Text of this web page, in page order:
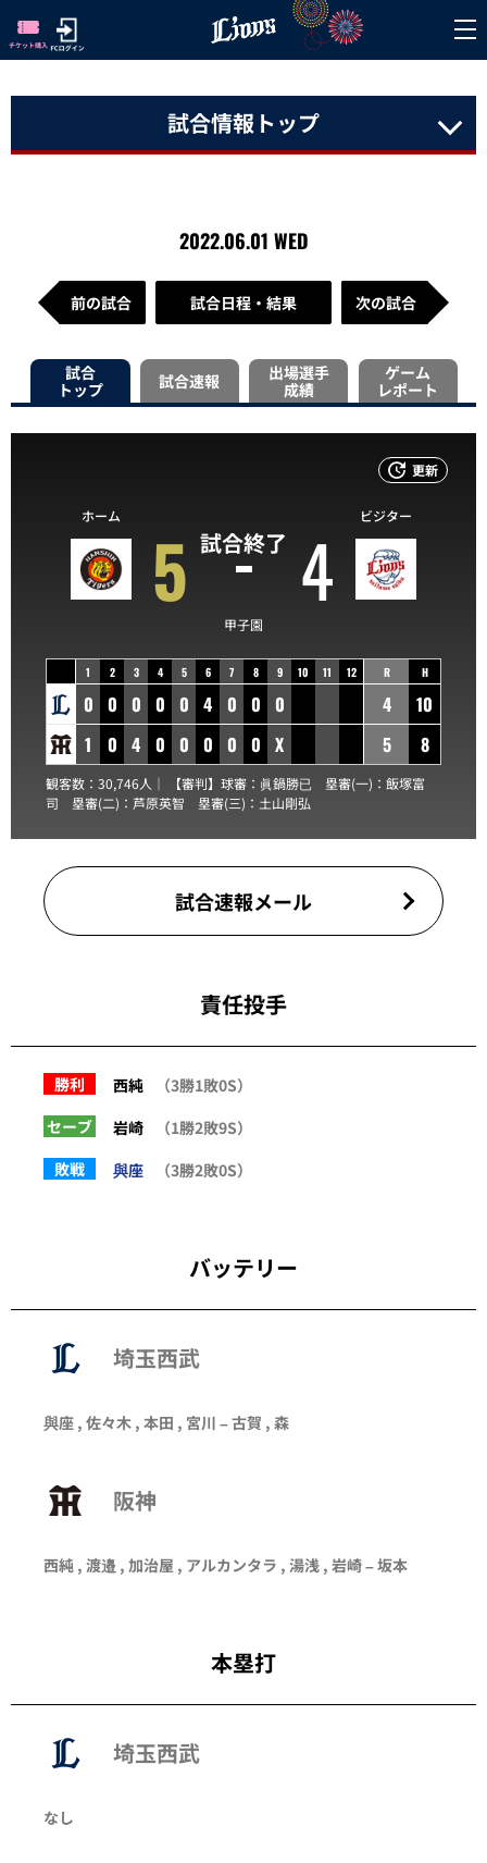
試合情報トップ
2022.06.01 WED
前の試合 試合日程・結果 次の試合
試合
トップ
試合速報
出場選手
成績
ゲーム
レポート
更新
試合終了
ホーム
5 4
ビジター
甲子園
1 2 3 4 5 6 7 8 9 10 11 12
0 0 0 0 0 4 0 0 0
1
0 4 0 0 0 0 0 X
R H
4
10
5
8
観客数：30,746人｜ 【審判】球審： 眞鍋勝已 塁審(一)： 飯塚富
司 塁審(二)： 芦原英智 塁審(三)： 土山剛弘
試合速報メール
責任投手
勝利 西純
（3勝1敗0S）
セーブ
岩崎
（1勝2敗9S）
敗戦
與座 （3勝2敗0S）
バッテリー
埼玉西武
與座 , 佐々木 , 本田 , 宮川 –古賀 , 森
阪神
西純 , 渡邉 , 加治屋 , アルカンタラ , 湯浅 , 岩崎 – 坂本
本塁打
埼玉西武
なし